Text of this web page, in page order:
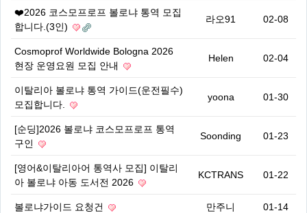
❤️2026 코스모프로프 볼로냐 통역 모집
합니다.(3인)
라오91 02-08
Cosmoprof Worldwide Bologna 2026
현장 운영요원 모집 안내
Helen 02-04
이탈리아 볼로냐 통역 가이드(운전필수)
모집합니다.
yoona 01-30
[순딩]2026 볼로냐 코스모프로프 통역
구인
Soonding 01-23
[영어&이탈리아어 통역사 모집] 이탈리
아 볼로냐 아동 도서전 2026
KCTRANS 01-22
볼로냐가이드 요청건 만주니 01-14